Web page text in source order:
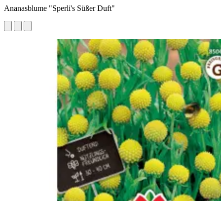
Ananasblume "Sperli's Süßer Duft"